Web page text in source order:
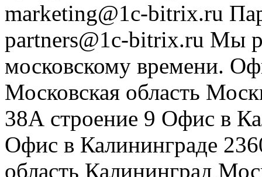
marketing@1c-bitrix.ru
partners@1c-bitrix.ru Мы
московскому времени.
Московская область
38А строение 9 Офис в
Офис в Калининграде
область Калининград